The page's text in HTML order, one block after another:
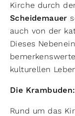
Kirche durch
Scheidemauer
auch von der
Dieses
kulturellen
Die
Rund um das